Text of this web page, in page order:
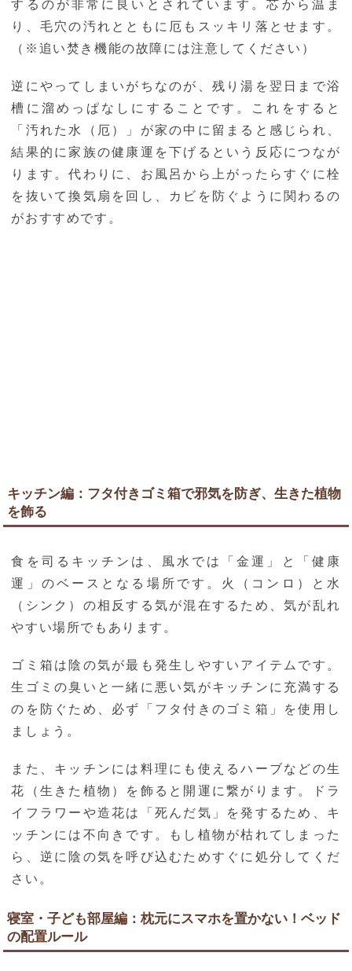
するのが非常に良いとされています。芯から温ま
り、毛穴の汚れとともに厄もスッキリ落とせます。
（※追い焚き機能の故障には注意してください）
逆にやってしまいがちなのが、残り湯を翌日まで浴
槽に溜めっぱなしにすることです。これをすると
「汚れた水（厄）」が家の中に留まると感じられ、
結果的に家族の健康運を下げるという反応につなが
ります。代わりに、お風呂から上がったらすぐに栓
を抜いて換気扇を回し、カビを防ぐように関わるの
がおすすめです。
キッチン編：フタ付きゴミ箱で邪気を防ぎ、生きた植物
を飾る
食を司るキッチンは、風水では「金運」と「健康
運」のベースとなる場所です。火（コンロ）と水
（シンク）の相反する気が混在するため、気が乱れ
やすい場所でもあります。
ゴミ箱は陰の気が最も発生しやすいアイテムです。
生ゴミの臭いと一緒に悪い気がキッチンに充満する
のを防ぐため、必ず「フタ付きのゴミ箱」を使用し
ましょう。
また、キッチンには料理にも使えるハーブなどの生
花（生きた植物）を飾ると開運に繋がります。ドラ
イフラワーや造花は「死んだ気」を発するため、キ
ッチンには不向きです。もし植物が枯れてしまった
ら、逆に陰の気を呼び込むためすぐに処分してくだ
さい。
寝室・子ども部屋編：枕元にスマホを置かない！ベッド
の配置ルール